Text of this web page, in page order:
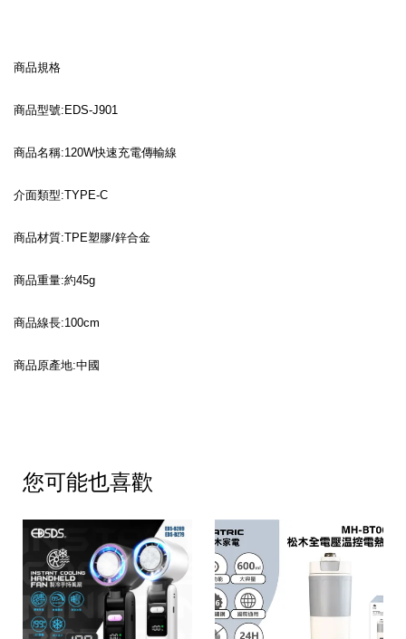
商品規格
商品型號:EDS-J901
商品名稱:120W快速充電傳輸線
介面類型:TYPE-C
商品材質:TPE塑膠/鋅合金
商品重量:約45g
商品線長:100cm
商品原產地:中國
您可能也喜歡